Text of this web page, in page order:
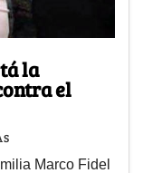
la
el
Marco Fidel